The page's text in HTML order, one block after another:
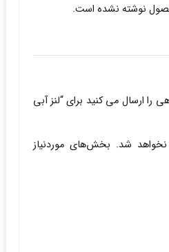
نوشته نشده است.
را ارسال می کنید برای “لنز آبی
شد. بخش‌های موردنیاز